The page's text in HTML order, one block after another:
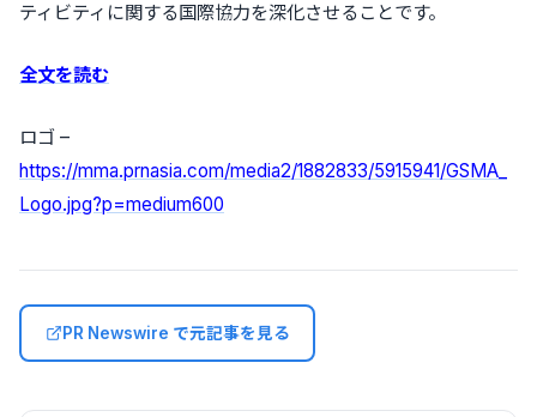
ティビティに関する国際協力を深化させることです。
全文を読む
ロゴ –
https://mma.prnasia.com/media2/1882833/5915941/GSMA_
Logo.jpg?p=medium600
PR Newswire で元記事を見る